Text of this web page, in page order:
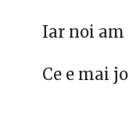
Iar noi am
Ce e mai